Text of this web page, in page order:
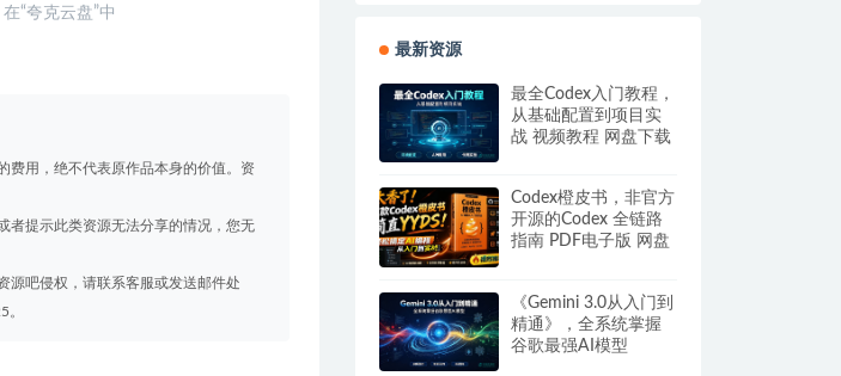
在“夸克云盘”中
费用，绝不代表原作品本身的价值。资
者提示此类资源无法分享的情况，您无
源吧侵权，请联系客服或发送邮件处
。
最新资源
最全Codex入门教程，
从基础配置到项目实
战 视频教程 网盘下载
Codex橙皮书，非官方
开源的Codex 全链路
指南 PDF电子版 网盘
《Gemini 3.0从入门到
精通》，全系统掌握
谷歌最强AI模型